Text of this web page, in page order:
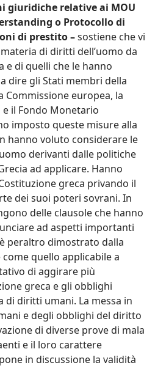
giuridiche relative ai MOU
o Protocollo di
di prestito –sostiene che vi
di diritti dell’uomo da
e di quelli che le hanno
dire gli Stati membri della
Commissione europea, la
il Fondo Monetario
imposto queste misure alla
hanno voluto considerare le
derivanti dalle politiche
ad applicare. Hanno
greca privando il
dei suoi poteri sovrani. In
delle clausole che hanno
ad aspetti importanti
peraltro dimostrato dalla
quello applicabile a
di aggirare più
greca e gli obblighi
diritti umani. La messa in
e degli obblighi del diritto
di diverse prove di mala
e il loro carattere
in discussione la validità